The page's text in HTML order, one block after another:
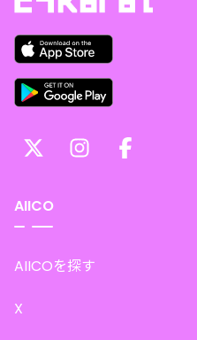
AIICO
AIICOを探す
X